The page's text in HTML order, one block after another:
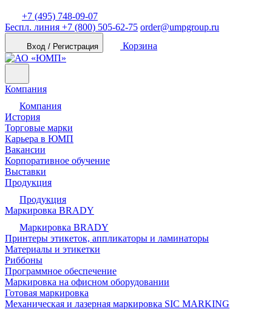
+7 (495) 748-09-07
Беспл. линия +7 (800) 505-62-75 order@umpgroup.ru
Вход / Регистрация Корзина
Компания
Компания
История
Торговые марки
Карьера в ЮМП
Вакансии
Корпоративное обучение
Выставки
Продукция
Продукция
Маркировка BRADY
Маркировка BRADY
Принтеры этикеток, аппликаторы и ламинаторы
Материалы и этикетки
Риббоны
Программное обеспечение
Маркировка на офисном оборудовании
Готовая маркировка
Механическая и лазерная маркировка SIC MARKING